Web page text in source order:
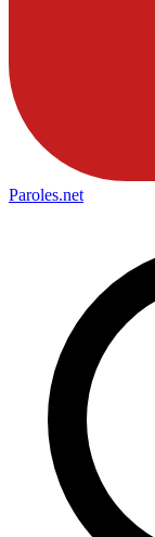
Paroles.net